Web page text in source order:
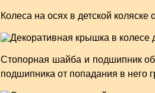
Колеса на осях в детской
Стопорная шайба и подшипник
подшипника от попадания в него